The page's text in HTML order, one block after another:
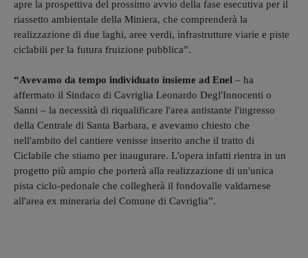
apre la prospettiva del prossimo avvio della fase esecutiva per il
riassetto ambientale della Miniera, che comprenderà la
realizzazione di due laghi, aree verdi, infrastrutture viarie e piste
ciclabili per la futura fruizione pubblica”.
“Avevamo da tempo individuato insieme ad Enel – ha
affermato il Sindaco di Cavriglia Leonardo Degl'Innocenti o
Sanni – la necessità di riqualificare l'area antistante l'ingresso
della Centrale di Santa Barbara, e avevamo chiesto che
nell'ambito del cantiere venisse inserito anche il tratto di
Ciclabile che stiamo per inaugurare. L'opera infatti rientra in un
progetto più ampio che porterà alla realizzazione di un'unica
pista ciclo-pedonale che collegherà il fondovalle valdarnese
all'area ex mineraria del Comune di Cavriglia”.